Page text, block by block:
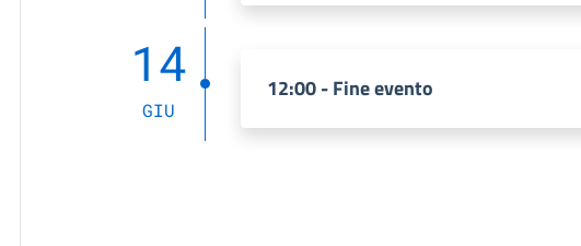
14
GIU
12:00 - Fine evento